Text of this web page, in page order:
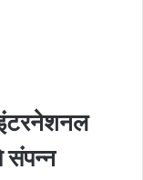
संपन्न